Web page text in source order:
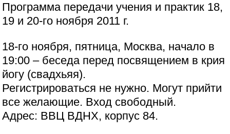
Программа передачи учения и практик 18,
19 и 20-го ноября 2011 г.
18-го ноября, пятница, Москва, начало в
19:00 – беседа перед посвящением в крия
йогу (свадхьяя).
Регистрироваться не нужно. Могут прийти
все желающие. Вход свободный.
Адрес: ВВЦ ВДНХ, корпус 84.